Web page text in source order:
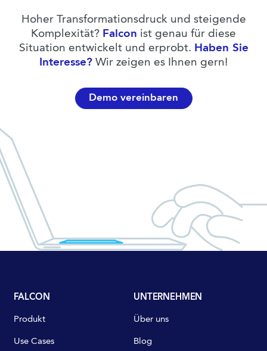
Hoher Transformationsdruck und steigende
Komplexität? Falcon ist genau für diese
Situation entwickelt und erprobt. Haben Sie
Interesse? Wir zeigen es Ihnen gern!
Demo vereinbaren
FALCON
Produkt
Use Cases
UNTERNEHMEN
Über uns
Blog